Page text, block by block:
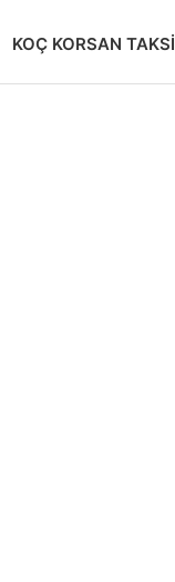
KOÇ KORSAN TAKSI